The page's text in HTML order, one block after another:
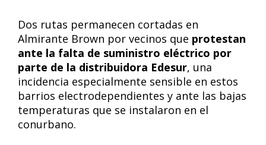
Dos rutas permanecen cortadas en
Almirante Brown por vecinos que protestan
ante la falta de suministro eléctrico por
parte de la distribuidora Edesur, una
incidencia especialmente sensible en estos
barrios electrodependientes y ante las bajas
temperaturas que se instalaron en el
conurbano.